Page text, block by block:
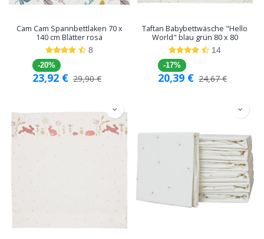
Cam Cam Spannbettlaken 70 x
140 cm Blätter rosa
8
-20%
23,92 € 29,90€
Taftan Babybettwäsche "Hello
World" blau grün 80 x 80
14
-17%
20,39 € 24,67€